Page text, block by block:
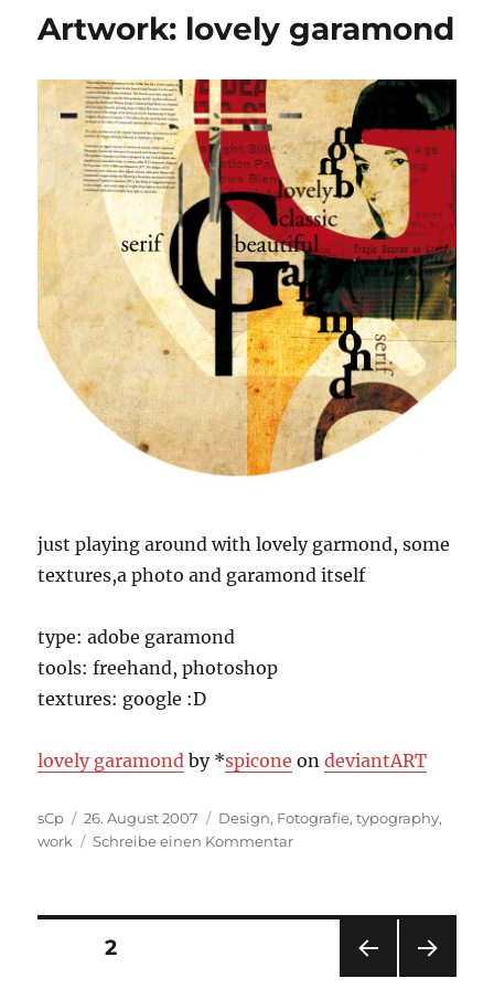
Artwork: lovely garamond
just playing around with lovely garmond, some
textures,a photo and garamond itself
type: adobe garamond
tools: freehand, photoshop
textures: google :D
lovely garamond by *spicone ondeviantART
Autor
sCp
Veröffentlicht
am
26. August 2007 Kategorien
Design, Fotografie,typography,
work
Schreibe einen Kommentarzu
Seitennummerierung
SEITE2